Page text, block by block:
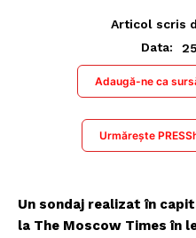
Articol scris
Data:
Adaugă-ne ca
Urmărește
Un sondaj realizat în
la The Moscow Times în